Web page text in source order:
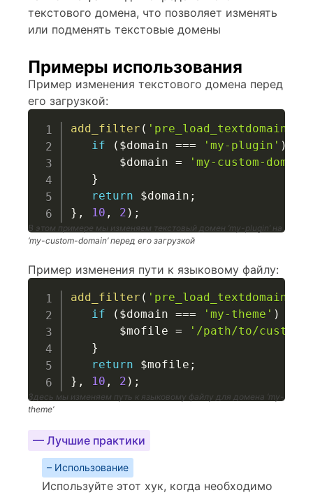
текстового домена, что позволяет изменять
или подменять текстовые домены
Примеры использования
Пример изменения текстового домена перед
его загрузкой:
add_filter ( 'pre_load_textdomain'
if
( $domain === 'my-plugin' )
$domain =
'my-custom-
}
return
$domain ;
} , 10 , 2 ) ;
В этом примере мы изменяем текстовый домен ‘my-plugin’ на
‘my-custom-domain’ перед его загрузкой
Пример изменения пути к языковому файлу:
add_filter ( 'pre_load_textdomain'
if
( $domain === 'my-theme' )
$mofile =
'/path/to/custom/
}
return
$mofile ;
} , 10 , 2 ) ;
Здесь мы изменяем путь к языковому файлу для домена ‘my-
theme’
— Лучшие практики
– Использование
Используйте этот хук, когда необходимо